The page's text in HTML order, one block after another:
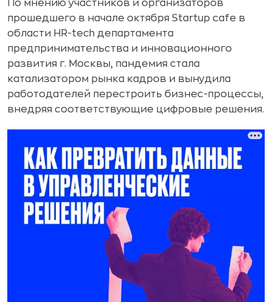
По мнению участников и организаторов
прошедшего в начале октября Startup cafe в
области HR-tech департамента
предпринимательства и инновационного
развития г. Москвы, пандемия стала
катализатором рынка кадров и вынудила
работодателей перестроить бизнес-процессы,
внедряя соответствующие цифровые решения.